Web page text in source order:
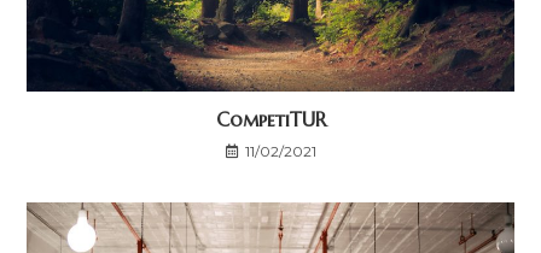
CompetiTUR
11/02/2021